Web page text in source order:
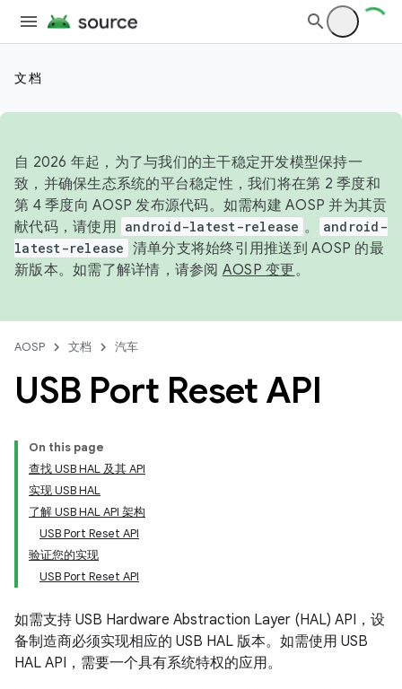
文档
自 2026 年起，为了与我们的主干稳定开发模型保持一
致，并确保生态系统的平台稳定性，我们将在第 2 季度和
第 4 季度向 AOSP 发布源代码。如需构建 AOSP 并为其贡
献代码，请使用 android-latest-release 。
android-
latest-release 清单分支将始终引用推送到 AOSP 的最
新版本。如需了解详情，请参阅 AOSP 变更。
AOSP 文档 汽车
USB Port Reset API
On this page
查找 USB HAL 及其 API
实现 USB HAL
了解 USB HAL API 架构
USB Port Reset API
验证您的实现
USB Port Reset API
如需支持 USB Hardware Abstraction Layer (HAL) API，设
备制造商必须实现相应的 USB HAL 版本。如需使用 USB
HAL API，需要一个具有系统特权的应用。